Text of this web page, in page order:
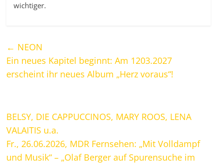
wichtiger.
← NEON
Ein neues Kapitel beginnt: Am 1203.2027
erscheint ihr neues Album „Herz voraus“!
BELSY, DIE CAPPUCCINOS, MARY ROOS, LENA
VALAITIS u.a.
Fr., 26.06.2026, MDR Fernsehen: „Mit Volldampf
und Musik“ – „Olaf Berger auf Spurensuche im